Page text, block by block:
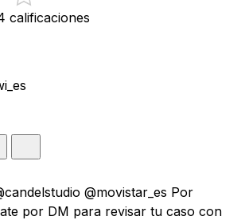
calificaciones
@movistar_es Por
por DM para revisar tu caso con